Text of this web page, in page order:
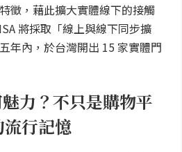
徵，藉此擴大實體線下的接觸
將採取「線上與線下同步擴
年內，於台灣開出 15 家實體門
力？不只是購物平
行記憶